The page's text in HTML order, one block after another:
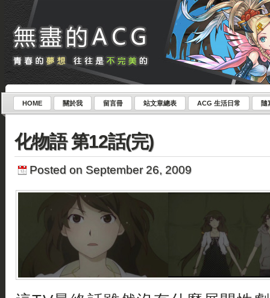
HOME 關於我 留言冊 站文章總表 ACG 生活日常 隨
化物語 第12話(完)
Posted on September 26, 2009